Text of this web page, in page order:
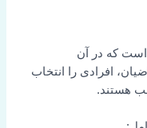
است که در آن
افرادی را انتخاب
هستند.